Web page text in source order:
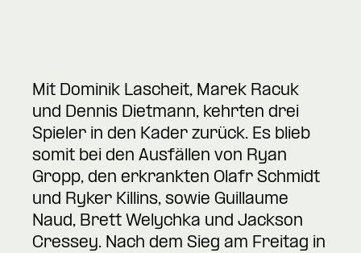
Mit Dominik Lascheit, Marek Racuk
und Dennis Dietmann, kehrten drei
Spieler in den Kader zurück. Es blieb
somit bei den Ausfällen von Ryan
Gropp, den erkrankten Olafr Schmidt
und Ryker Killins, sowie Guillaume
Naud, Brett Welychka und Jackson
Cressey. Nach dem Sieg am Freitag in